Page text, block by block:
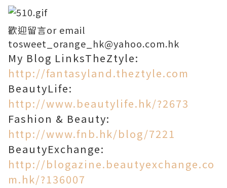
歡迎留言or email
tosweet_orange_hk@yahoo.com.hk
My Blog LinksTheZtyle:
http://fantasyland.theztyle.com
BeautyLife:
http://www.beautylife.hk/?2673
Fashion & Beauty:
http://www.fnb.hk/blog/7221
BeautyExchange:
http://blogazine.beautyexchange.co
m.hk/?136007